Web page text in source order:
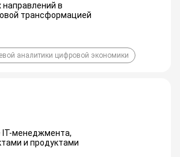
в
трансформацией
аналитики цифровой экономики
IT-менеджмента,
и продуктами